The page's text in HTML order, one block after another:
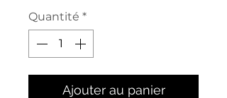
Quantité *
Ajouter au panier